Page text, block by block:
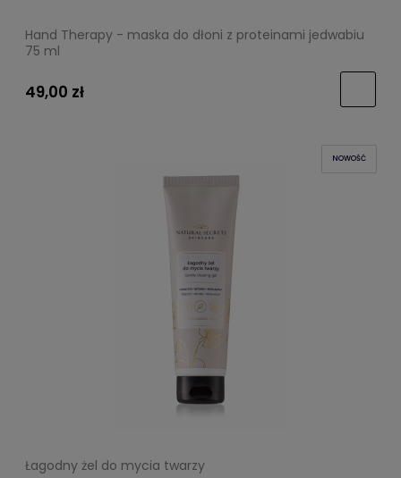
Hand Therapy - maska do dłoni z proteinami jedwabiu
75 ml
49,00 zł
Łagodny żel do mycia twarzy
NOWOŚĆ